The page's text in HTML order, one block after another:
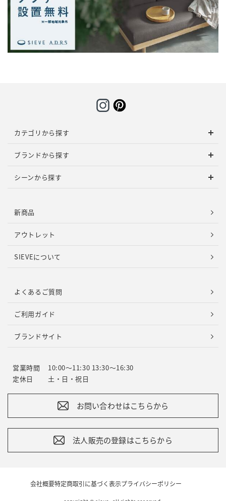
カテゴリから探す
ブランドから探す
シーンから探す
新商品
アウトレット
SIEVEについて
よくあるご質問
ご利用ガイド
ブランドサイト
営業時間
10:00～11:30 13:30～16:30
定休日
土・日・祝日
お問い合わせはこちらから
法人販売の登録はこちらから
会社概要特定商取引に基づく表示プライバシーポリシー